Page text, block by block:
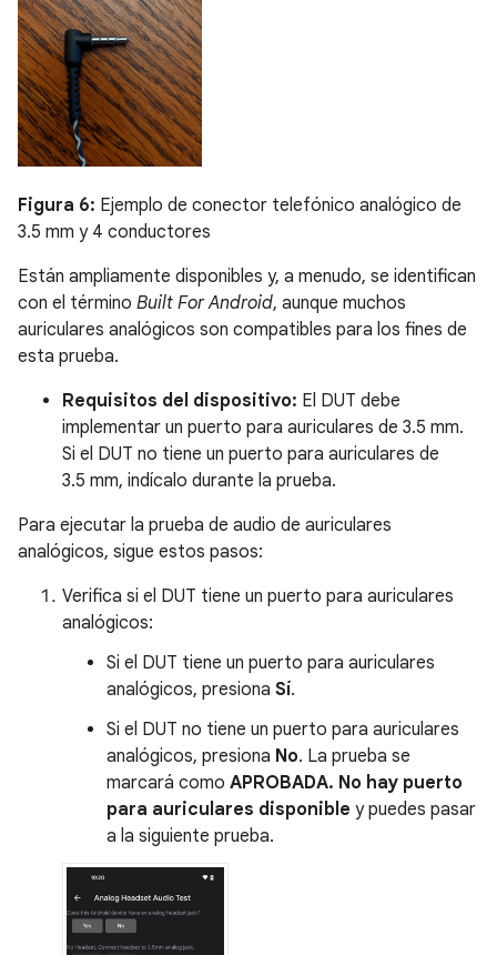
Figura 6: Ejemplo de conector telefónico analógico de
3.5 mm y 4 conductores
Están ampliamente disponibles y, a menudo, se identifican
con el término Built For Android, aunque muchos
auriculares analógicos son compatibles para los fines de
esta prueba.
Requisitos del dispositivo: El DUT debe
implementar un puerto para auriculares de 3.5 mm.
Si el DUT no tiene un puerto para auriculares de
3.5 mm, indícalo durante la prueba.
Para ejecutar la prueba de audio de auriculares
analógicos, sigue estos pasos:
Verifica si el DUT tiene un puerto para auriculares
analógicos:
Si el DUT tiene un puerto para auriculares
analógicos, presiona Sí.
Si el DUT no tiene un puerto para auriculares
analógicos, presiona No. La prueba se
marcará como APROBADA. No hay puerto
para auriculares disponible y puedes pasar
a la siguiente prueba.